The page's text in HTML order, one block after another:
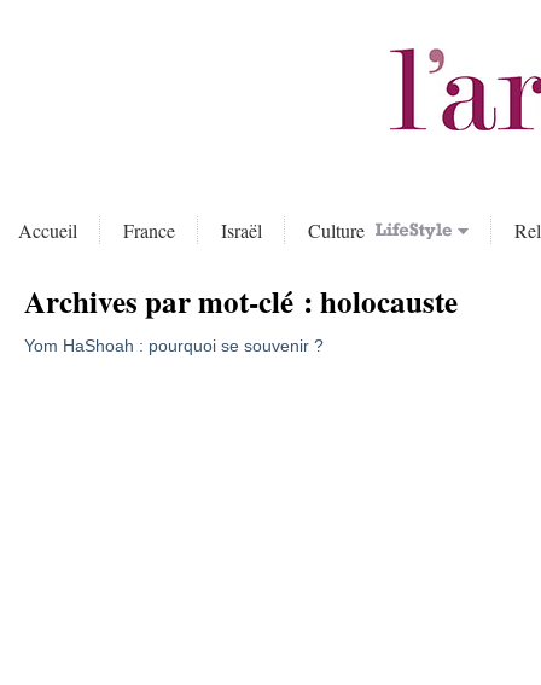
Accueil France Israël Culture
Archives par mot-clé :holocauste
Yom HaShoah : pourquoi se souvenir ?